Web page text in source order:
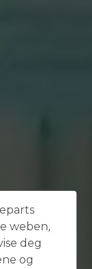
weben,
deg
og